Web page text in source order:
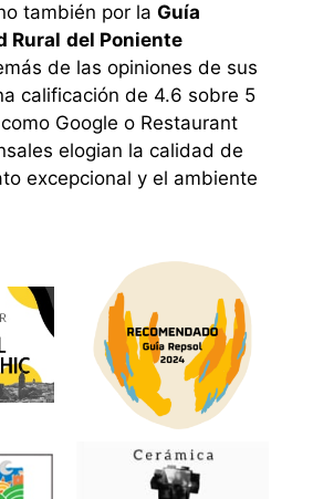
también por la Guía
Rural del Poniente
de las opiniones de sus
calificación de 4.6 sobre 5
Google o Restaurant
elogian la calidad de
excepcional y el ambiente